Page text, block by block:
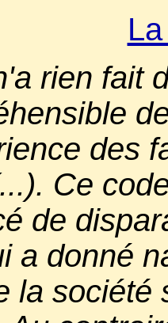
rien fait
des
Ce
de
a donné
la société